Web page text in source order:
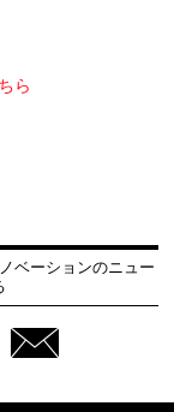
ら
ベーションのニュー